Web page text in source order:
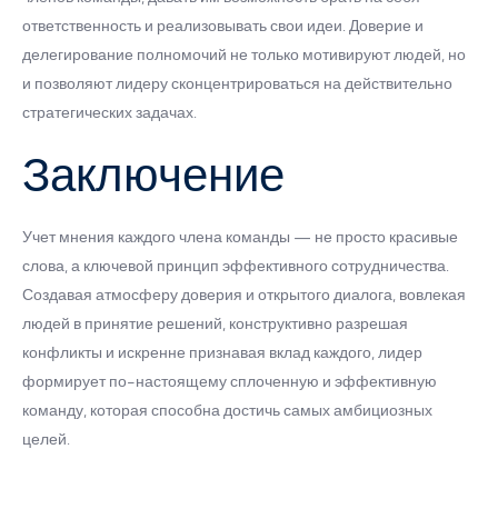
ответственность и реализовывать свои идеи. Доверие и
делегирование полномочий не только мотивируют людей, но
и позволяют лидеру сконцентрироваться на действительно
стратегических задачах.
Заключение
Учет мнения каждого члена команды — не просто красивые
слова, а ключевой принцип эффективного сотрудничества.
Создавая атмосферу доверия и открытого диалога, вовлекая
людей в принятие решений, конструктивно разрешая
конфликты и искренне признавая вклад каждого, лидер
формирует по-настоящему сплоченную и эффективную
команду, которая способна достичь самых амбициозных
целей.